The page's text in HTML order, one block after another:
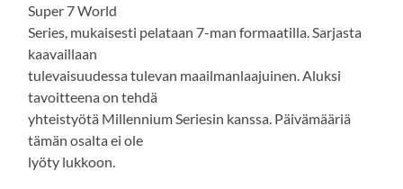
Super 7 World
Series, mukaisesti pelataan 7-man formaatilla. Sarjasta
kaavaillaan
tulevaisuudessa tulevan maailmanlaajuinen. Aluksi
tavoitteena on tehdä
yhteistyötä Millennium Seriesin kanssa. Päivämääriä
tämän osalta ei ole
lyöty lukkoon.